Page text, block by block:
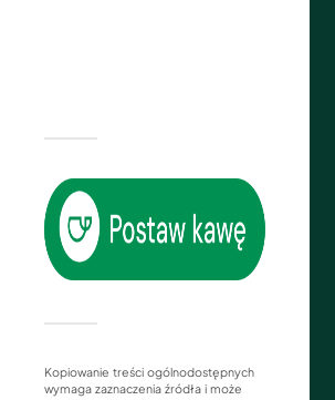
Kopiowanie treści ogólnodostępnych
wymaga zaznaczenia źródła i może